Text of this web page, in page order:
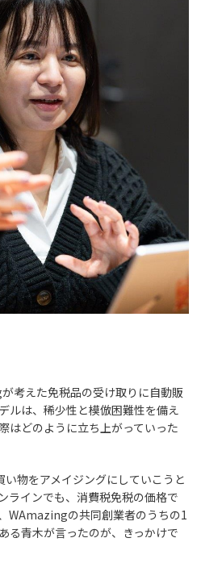
考えた免税品の受け取りに自動販
ルは、稀少性と模倣困難性を備え
はどのように立ち上がっていった
い物をアメイジングにしていこうと
ラインでも、消費税免税の価格で
WAmazingの共同創業者のうちの1
る青木が言ったのが、きっかけで